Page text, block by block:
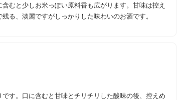
むと少しお米っぽい原料香も広がります。甘味は控え
る、淡麗ですがしっかりした味わいのお酒です。
す。口に含むと甘味とチリチリした酸味の後、控えめ